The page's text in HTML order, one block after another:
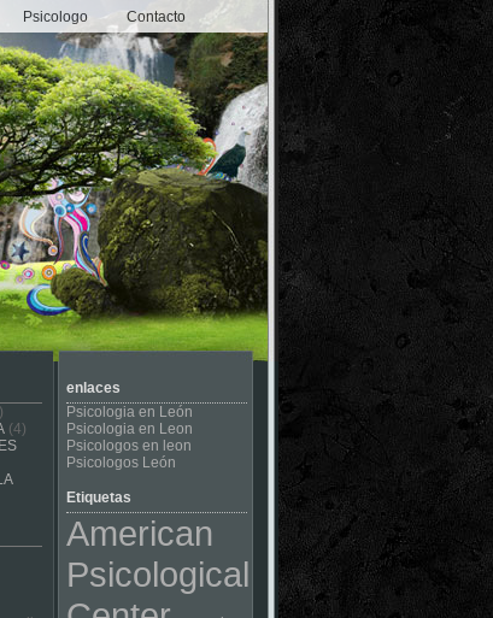
Psicologo Contacto
(4)
enlaces
Psicologia en León
Psicologia en Leon
Psicologos en leon
Psicologos León
Etiquetas
American
Psicological